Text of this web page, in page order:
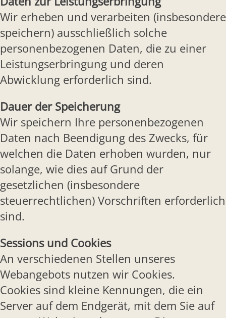
Wir erheben und verarbeiten (insbesondere
speichern) ausschließlich solche
personenbezogenen Daten, die zu einer
Leistungserbringung und deren
Abwicklung erforderlich sind.
Dauer der Speicherung
Wir speichern Ihre personenbezogenen
Daten nach Beendigung des Zwecks, für
welchen die Daten erhoben wurden, nur
solange, wie dies auf Grund der
gesetzlichen (insbesondere
steuerrechtlichen) Vorschriften erforderlich
sind.
Sessions und Cookies
An verschiedenen Stellen unseres
Webangebots nutzen wir Cookies.
Cookies sind kleine Kennungen, die ein
Server auf dem Endgerät, mit dem Sie auf